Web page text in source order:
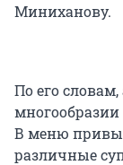
Миниханову.
По его
В меню
различные